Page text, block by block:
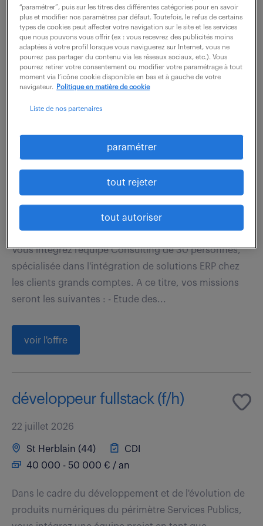
Rattaché(e) à la Direction technique, vous évoluerez
au sein d'une équipe dynamique composée de 2
architectes pour définir l'architecture des futures
versions produits. A ce titre, vos...
consultant erp (f/h)
St Herblain (44)
CDI
45 000 - 52 000 € / an
Vous intégrez l'équipe Consulting de 30 personnes,
spécialisée dans l'intégration de solutions ERP chez
les clients grands comptes. A ce titre, vos missions
seront les suivantes : - Etude des...
voir l'offre
développeur fullstack (f/h)
22 juillet 2026
St Herblain (44)
CDI
40 000 - 50 000 € / an
Dans le cadre du développement et de l'évolution de
produits numériques du périmètre Services Publics,
“paramétrer”, puis sur les titres des différentes catégories pour en savoir
plus et modifier nos paramètres par défaut. Toutefois, le refus de certains
types de cookies peut affecter votre navigation sur le site et les services
que nous pouvons vous offrir (ex : vous recevrez des publicités moins
adaptées à votre profil lorsque vous naviguerez sur Internet, vous ne
pourrez pas partager du contenu via les réseaux sociaux, etc.). Vous
pourrez retirer votre consentement ou modifier votre paramétrage à tout
moment via l’icône cookie disponible en bas et à gauche de votre
navigateur.
Politique en matière de cookie
Liste de nos partenaires
paramétrer
tout rejeter
tout autoriser